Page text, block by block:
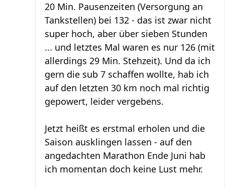
20 Min. Pausenzeiten (Versorgung an
Tankstellen) bei 132 - das ist zwar nicht
super hoch, aber über sieben Stunden
... und letztes Mal waren es nur 126 (mit
allerdings 29 Min. Stehzeit). Und da ich
gern die sub 7 schaffen wollte, hab ich
auf den letzten 30 km noch mal richtig
gepowert, leider vergebens.
Jetzt heißt es erstmal erholen und die
Saison ausklingen lassen - auf den
angedachten Marathon Ende Juni hab
ich momentan doch keine Lust mehr.